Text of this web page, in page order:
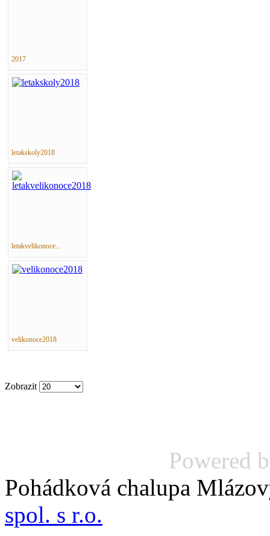
2017
letakskoly2018
letakvelikonoce...
velikonoce2018
Zobrazit
Powered
Pohádková chalupa
spol. s r.o.